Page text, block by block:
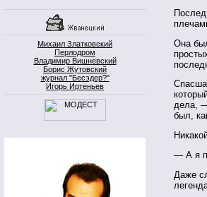
Михаил Златковский
Перлодром
Владимир Вишневский
Борис Жутовский
журнал "Бесэдер?"
Игорь Иртеньев
Она
дела,
был,
— А я
Даже